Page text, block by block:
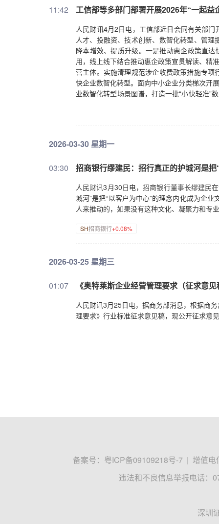
11:42 工信部等多部门部署开展2026年“一起益
人民财讯4月2日电，工信部近日会同有关部
人才、投融资、技术创新、数智化转型、管
降本增效、提质升级。一是推动惠企政策直
用，线上线下结合推动惠企政策宣贯解读、精
营主体。实施清理规范涉企收费政策措施专
快企业数智化转型。面向中小企业分类梯次开
业数智化转型场景图谱，打造一批“小快轻准”
平。开展中小企业人才服务专项行动，举办全
提升企业管理意识和能力。
2026-03-30 星期一
03:30 招商银行缪建民：招行真正的护城河是
人民财讯3月30日电，招商银行董事长缪建民
城河”是把“以客户为中心”的理念内化成为企
人来推动的，如果没有这种文化、凝聚力和专
SH招商银行+0.08%
2026-03-25 星期三
01:07 《奥特莱斯企业经营管理要求（征求意
人民财讯3月25日电，据商务部消息，根据商
理要求》行业标准征求意见稿，现公开征求意
备案号： 粤ICP备09109218号-7 | 增值电
违法和不良信息举报电话：
深圳